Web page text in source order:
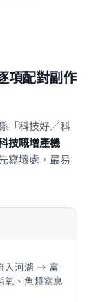
項配對副作
「科技好／科
技嘅增產機
寫壞處，最易
入河湖 → 富
氧、魚類窒息